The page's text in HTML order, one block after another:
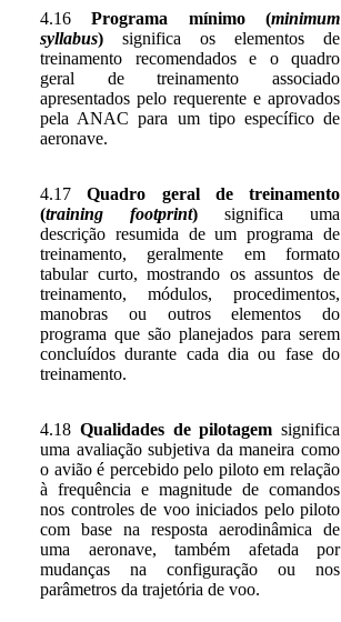
4.16Programa mínimo (minimum
syllabus) significa os elementos de
treinamento recomendados e o quadro
geral de treinamento associado
apresentados pelo requerente e aprovados
pela ANAC para um tipo específico de
aeronave.
4.17Quadro geral de treinamento
(training footprint) significa uma
descrição resumida de um programa de
treinamento, geralmente em formato
tabular curto, mostrando os assuntos de
treinamento, módulos, procedimentos,
manobras ou outros elementos do
programa que são planejados para serem
concluídos durante cada dia ou fase do
treinamento.
4.18 Qualidades de pilotagem significa
uma avaliação subjetiva da maneira como
o avião é percebido pelo piloto em relação
à frequência e magnitude de comandos
nos controles de voo iniciados pelo piloto
com base na resposta aerodinâmica de
uma aeronave, também afetada por
mudanças na configuração ou nos
parâmetros da trajetória de voo.